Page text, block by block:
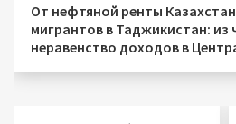
От нефтяной ренты
мигрантов в Таджикистан: из
неравенство доходов в